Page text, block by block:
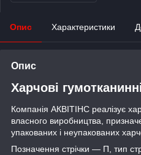
Опис Характеристики
Опис
Харчові
Компанія АКВІТІНС реалізує
власного виробництва,
упакованих і неупакованих
Позначення стрічки — П, тип